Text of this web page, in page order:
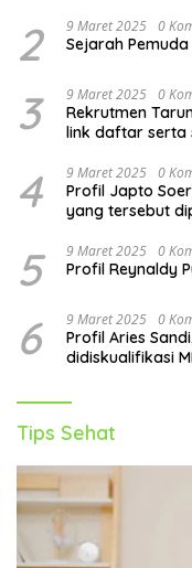
2 9 Maret 2025 0
Sejarah
3 9 Maret 2025 0
Rekrutmen
link daftar serta
4 9 Maret 2025 0
Profil Japto
yang tersebut
5 9 Maret 2025 0
Profil Reynaldy
6 9 Maret 2025 0
Profil Aries
didiskualifikasi
Tips Sehat